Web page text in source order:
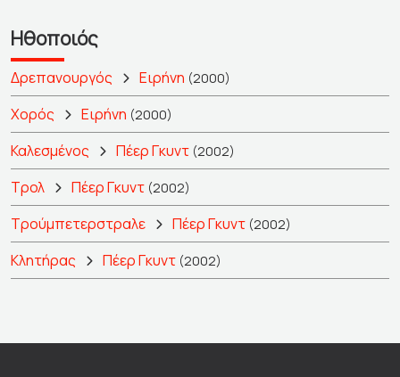
Ηθοποιός
Δρεπανουργός Ειρήνη (2000)
Χορός Ειρήνη (2000)
Καλεσμένος Πέερ Γκυντ (2002)
Τρολ Πέερ Γκυντ (2002)
Τρούμπετερστραλε Πέερ Γκυντ (2002)
Κλητήρας Πέερ Γκυντ (2002)